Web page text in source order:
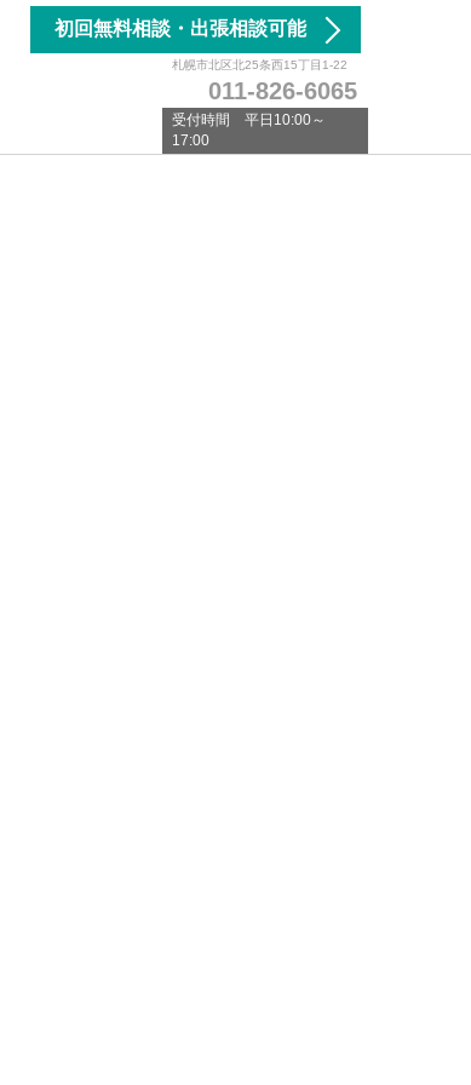
初回無料相談・出張相談可能
札幌市北区北25条西15丁目1-22
011-826-6065
受付時間 平日10:00～
17:00